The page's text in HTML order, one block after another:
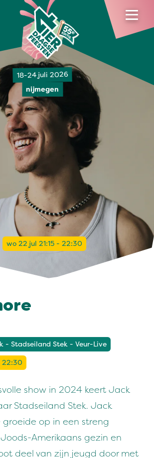
18-24 juli 2026
nijmegen
wo 22 jul 21:15 - 22:30
- Stadseiland Stek - Veur-Live
22:30
show in 2024 keert Jack
Stadseiland Stek. Jack
groeide op in een streng
Amerikaans gezin en
deel van zijn jeugd door met